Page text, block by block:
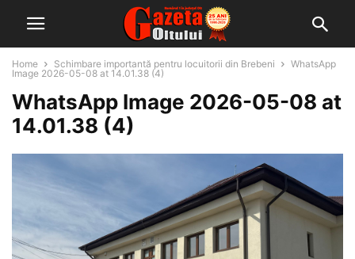
Home Schimbare importantă pentru locuitorii din Brebeni
WhatsApp
Image 2026-05-08 at 14.01.38 (4)
WhatsApp Image 2026-05-08 at
14.01.38 (4)